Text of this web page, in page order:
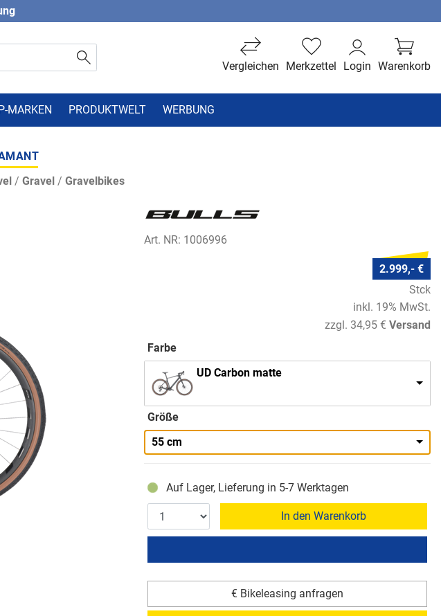
Warenkorb
Login
Merkzettel
Vergleichen
MARKEN PRODUKTWELT WERBUNG
/ Gravel / Gravelbikes
Art. NR: 1006996
2.999,- €
Stck
inkl. 19% MwSt.
zzgl. 34,95 € Versand
Farbe
UD Carbon matte
Größe
55 cm
Auf Lager, Lieferung in 5-7 Werktagen
In den Warenkorb
€ Bikeleasing anfragen